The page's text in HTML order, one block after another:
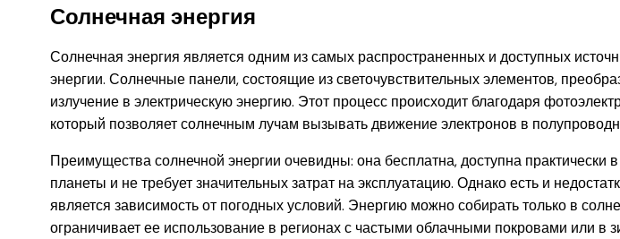
Солнечная энергия
Солнечная энергия является одним из самых распространенных и доступных
энергии. Солнечные панели, состоящие из светочувствительных элементов,
излучение в электрическую энергию. Этот процесс происходит благодаря
который позволяет солнечным лучам вызывать движение электронов в
Преимущества солнечной энергии очевидны: она бесплатна, доступна практически
планеты и не требует значительных затрат на эксплуатацию. Однако есть и
является зависимость от погодных условий. Энергию можно собирать только в
ограничивает ее использование в регионах с частыми облачными покровами или в